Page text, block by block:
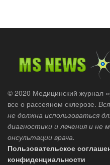
© 2020 Медицинский журнал
все о рассеяном склерозе.
не должна использоваться
диагностики и лечения и
онсультации врача.
Пользовательское
конфиденциальности